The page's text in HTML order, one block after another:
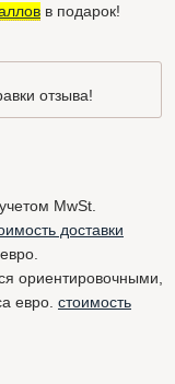
в подарок!
отзыва!
MwSt.
доставки
ориентировочными,
евро. стоимость